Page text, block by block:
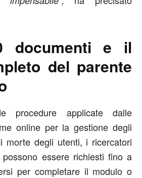
documenti e il
del parente
procedure applicate dalle
online per la gestione degli
morte degli utenti, i ricercatori
essere richiesti fino a
per completare il modulo o